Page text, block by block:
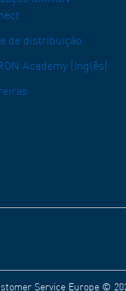
de distribuição
Academy (Inglês)
Service Europe ©